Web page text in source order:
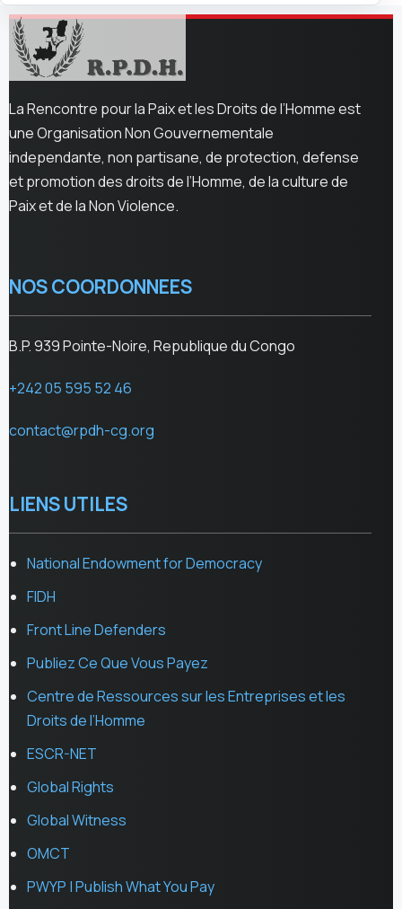
La Rencontre pour la Paix et les Droits de l’Homme est
une Organisation Non Gouvernementale
independante, non partisane, de protection, defense
et promotion des droits de l’Homme, de la culture de
Paix et de la Non Violence.
NOS COORDONNEES
B.P. 939 Pointe-Noire, Republique du Congo
+242 05 595 52 46
contact@rpdh-cg.org
LIENS UTILES
National Endowment for Democracy
FIDH
Front Line Defenders
Publiez Ce Que Vous Payez
Centre de Ressources sur les Entreprises et les
Droits de l’Homme
ESCR-NET
Global Rights
Global Witness
OMCT
PWYP | Publish What You Pay